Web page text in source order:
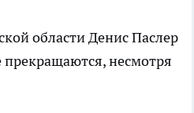
области Денис Паслер
прекращаются, несмотря